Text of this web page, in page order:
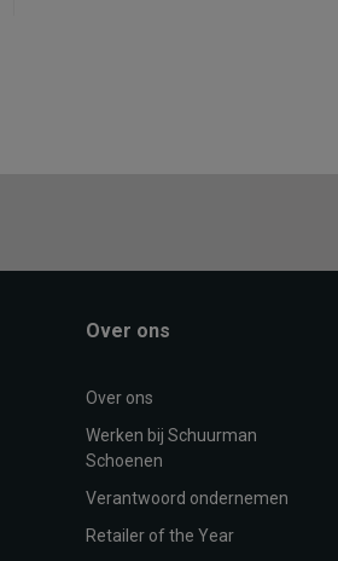
Over ons
Over ons
Werken bij Schuurman
Schoenen
Verantwoord ondernemen
Retailer of the Year